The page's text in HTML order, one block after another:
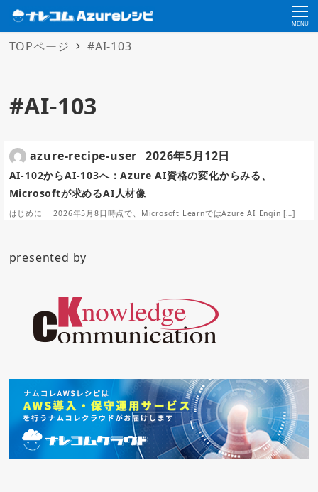
MENU
TOPページ #AI-103
#AI-103
AI-102からAI-103へ：Azure AI資格の変化からみる、
Microsoftが求めるAI人材像
はじめに 2026年5月8日時点で、Microsoft LearnではAzure AI Engin […]
azure-recipe-user 2026年5月12日
presented by